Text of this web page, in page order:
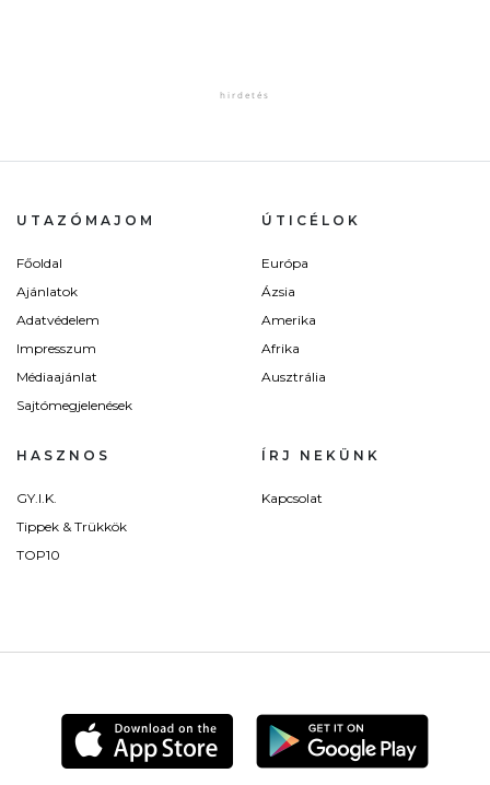
UTAZÓMAJOM
Főoldal
Ajánlatok
Adatvédelem
Impresszum
Médiaajánlat
Sajtómegjelenések
ÚTICÉLOK
Európa
Ázsia
Amerika
Afrika
Ausztrália
HASZNOS
GY.I.K.
Tippek & Trükkök
TOP10
ÍRJ NEKÜNK
Kapcsolat